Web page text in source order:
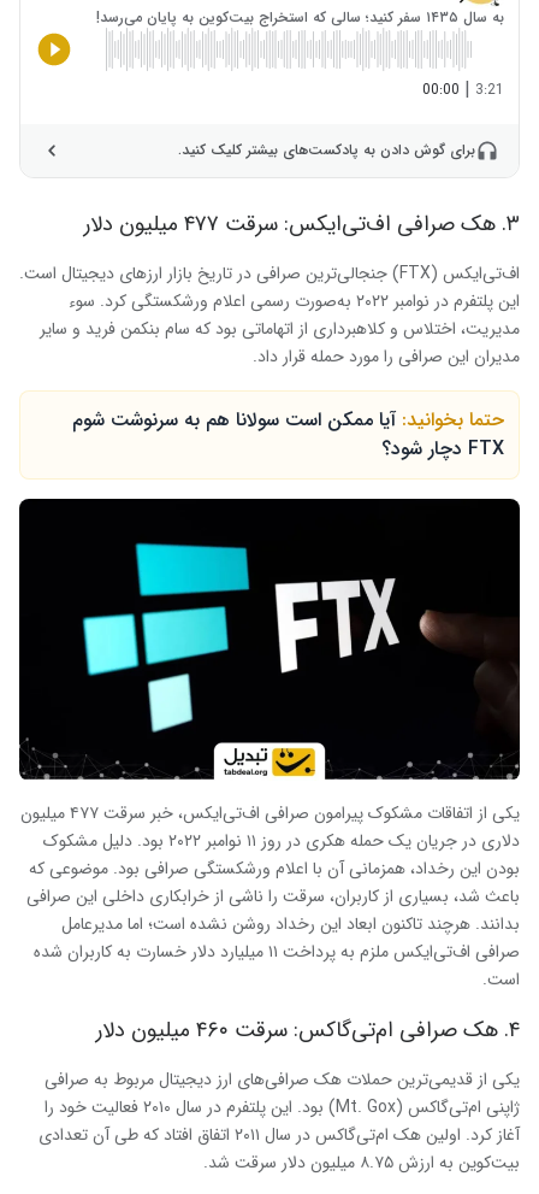
به سال ۱۴۳۵ سفر کنید؛ سالی که استخراج بیت‌کوین به پایان می‌رسد!
3:21
|
00:00
برای گوش دادن به پادکست‌های بیشتر کلیک کنید.
۳. هک صرافی اف‌تی‌ایکس: سرقت ۴۷۷ میلیون دلار
اف‌تی‌ایکس (FTX) جنجالی‌ترین صرافی در تاریخ بازار ارزهای دیجیتال است.
این پلتفرم در نوامبر ۲۰۲۲ به‌صورت رسمی اعلام ورشکستگی کرد. سوء
مدیریت، اختلاس و کلاهبرداری از اتهاماتی بود که سام بنکمن فرید و سایر
مدیران این صرافی را مورد حمله قرار داد.
حتما بخوانید: آیا ممکن است سولانا هم به سرنوشت شوم
FTX دچار شود؟
یکی از اتفاقات مشکوک پیرامون صرافی اف‌تی‌ایکس، خبر سرقت ۴۷۷ میلیون
دلاری در جریان یک حمله هکری در روز ۱۱ نوامبر ۲۰۲۲ بود. دلیل مشکوک
بودن این رخداد، همزمانی آن با اعلام ورشکستگی صرافی بود. موضوعی که
باعث شد، بسیاری از کاربران، سرقت را ناشی از خرابکاری داخلی این صرافی
بدانند. هرچند تاکنون ابعاد این رخداد روشن نشده است؛ اما مدیرعامل
صرافی اف‌تی‌ایکس ملزم به پرداخت ۱۱ میلیارد دلار خسارت به کاربران شده
است.
۴. هک صرافی ام‌تی‌گاکس: سرقت ۴۶۰ میلیون دلار
یکی از قدیمی‌ترین حملات هک صرافی‌های ارز دیجیتال مربوط به صرافی
ژاپنی ام‌تی‌گاکس (Mt. Gox) بود. این پلتفرم در سال ۲۰۱۰ فعالیت خود را
آغاز کرد. اولین هک ام‌تی‌گاکس در سال ۲۰۱۱ اتفاق افتاد که طی آن تعدادی
بیت‌کوین به ارزش ۸.۷۵ میلیون دلار سرقت شد.